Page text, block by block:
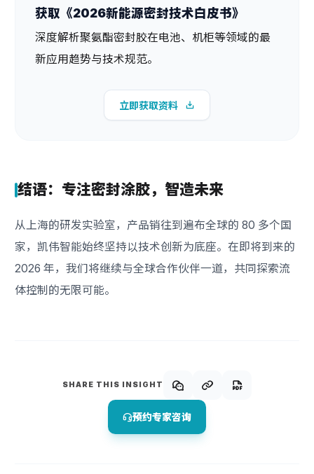
获取《2026新能源密封技术白皮书》
深度解析聚氨酯密封胶在电池、机柜等领域的最
新应用趋势与技术规范。
立即获取资料
结语：专注密封涂胶，智造未来
从上海的研发实验室，产品销往到遍布全球的 80 多个国
家，凯伟智能始终坚持以技术创新为底座。在即将到来的
2026 年，我们将继续与全球合作伙伴一道，共同探索流
体控制的无限可能。
SHARE THIS INSIGHT
预约专家咨询